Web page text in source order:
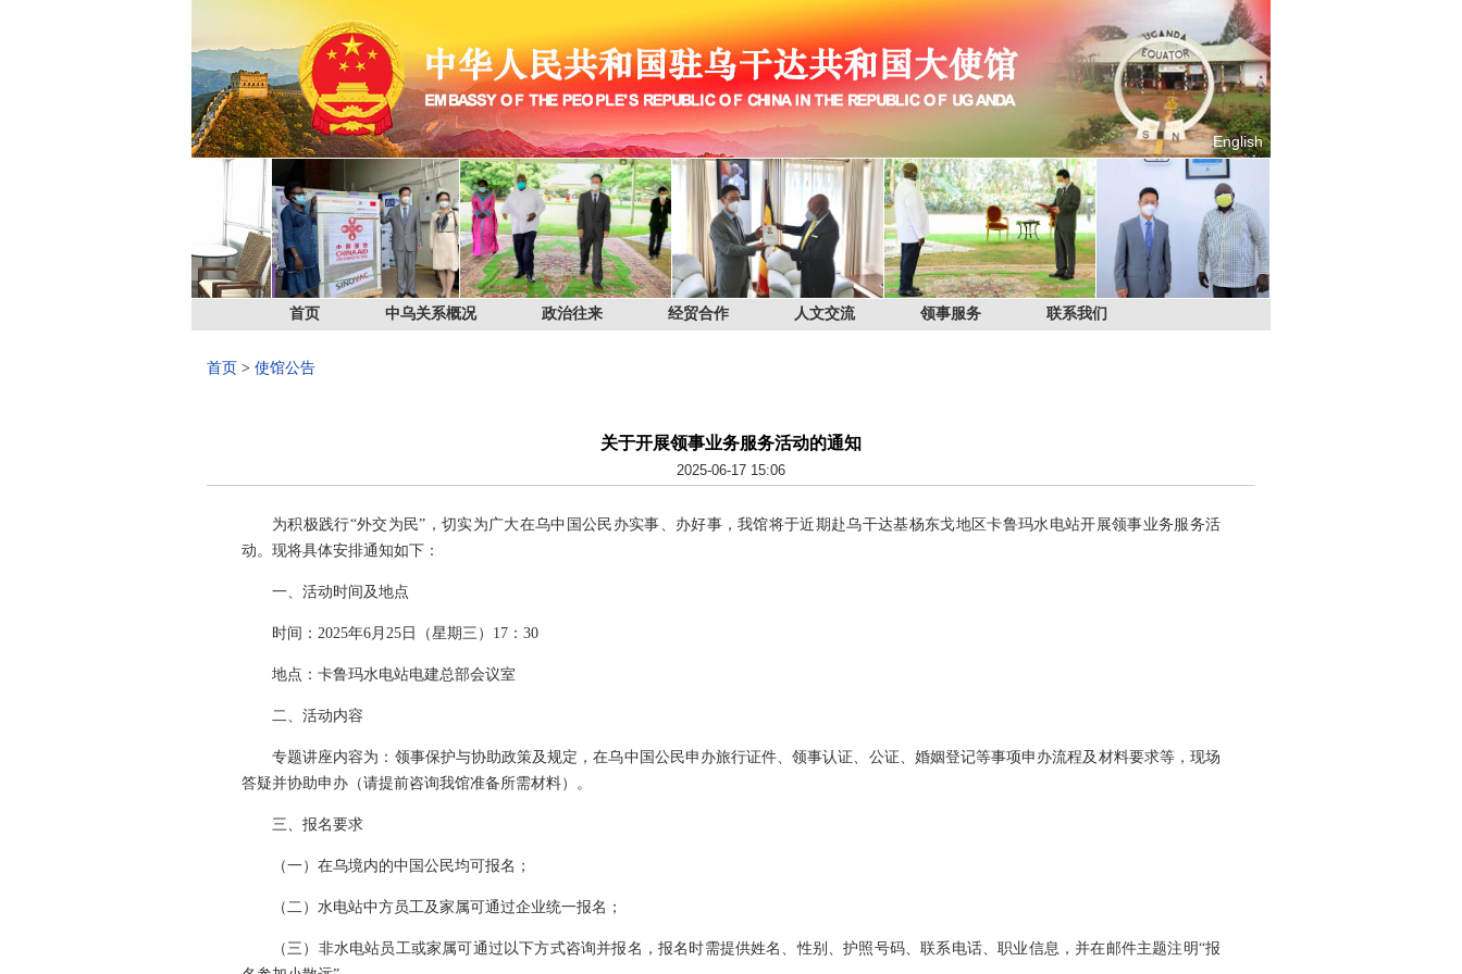
English
首页 中乌关系概况 政治往来 经贸合作 人文交流 领事服务 联系我们
首页 > 使馆公告
关于开展领事业务服务活动的通知
2025-06-17 15:06
为积极践行“外交为民”，切实为广大在乌中国公民办实事、办好事，我馆将于近期赴乌干达基杨东戈地区卡鲁玛水电站开展领事业务服务活
动。现将具体安排通知如下：
一、活动时间及地点
时间：2025年6月25日（星期三）17：30
地点：卡鲁玛水电站电建总部会议室
二、活动内容
专题讲座内容为：领事保护与协助政策及规定，在乌中国公民申办旅行证件、领事认证、公证、婚姻登记等事项申办流程及材料要求等，现场
答疑并协助申办（请提前咨询我馆准备所需材料）。
三、报名要求
（一）在乌境内的中国公民均可报名；
（二）水电站中方员工及家属可通过企业统一报名；
（三）非水电站员工或家属可通过以下方式咨询并报名，报名时需提供姓名、性别、护照号码、联系电话、职业信息，并在邮件主题注明“报